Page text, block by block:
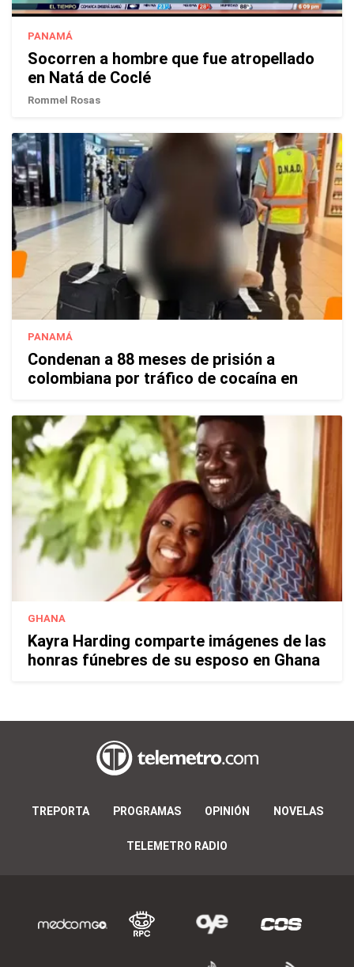
PANAMÁ
Socorren a hombre que fue atropellado
en Natá de Coclé
Rommel Rosas
PANAMÁ
Condenan a 88 meses de prisión a
colombiana por tráfico de cocaína en
GHANA
Kayra Harding comparte imágenes de las
honras fúnebres de su esposo en Ghana
TREPORTA PROGRAMAS OPINIÓN NOVELAS
TELEMETRO RADIO